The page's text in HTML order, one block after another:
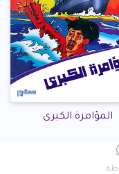
المؤامرة الكبرى